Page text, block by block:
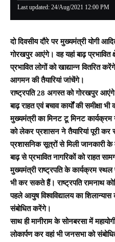
Last updated: 24/Aug/2021 12:00 PM
दो दिवसीय दौरे पर मुख्यमंत्री योगी
गोरखपुर आएंगे। वह यहां बाढ़ प्रभावित
प्रभावित लोगों को खाद्यान्न वितरित
आगमन की तैयारियां जांचेंगे।
राष्ट्रपति 28 अगस्त को गोरखपुर
बाढ़ राहत एवं बचाव कार्यों की समीक्षा
मुख्यमंत्री का मिनट टू मिनट
को लेकर प्रशासन ने तैयारियां पूरी कर
प्रशासनिक सूत्रों से मिली जानकारी
बाढ़ से प्रभावित नागरिकों को राहत
मुख्यमंत्री राष्ट्रपति के कार्यक्रम स्थल
भी कर सकते हैं। राष्ट्रपति रामनाथ
पहले आयुष विश्वविद्यालय का
संबोधित करेंगे।
साथ ही मानीराम के सोनबरसा में
लोकार्पण कर वहां भी जनसभा को